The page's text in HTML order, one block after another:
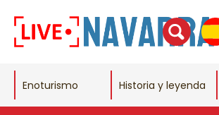
Enoturismo Historia y leyenda